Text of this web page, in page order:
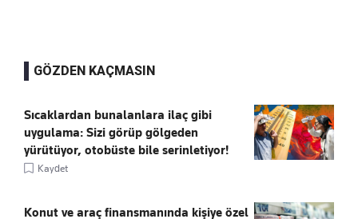
GÖZDEN KAÇMASIN
Sıcaklardan bunalanlara ilaç gibi
uygulama: Sizi görüp gölgeden
yürütüyor, otobüste bile serinletiyor!
Kaydet
Konut ve araç finansmanında kişiye özel